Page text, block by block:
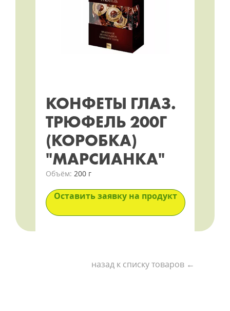
КОНФЕТЫ ГЛАЗ.
ТРЮФЕЛЬ 200Г
(КОРОБКА)
"МАРСИАНКА"
Объём: 200 г
Оставить заявку на продукт
назад к списку товаров ←